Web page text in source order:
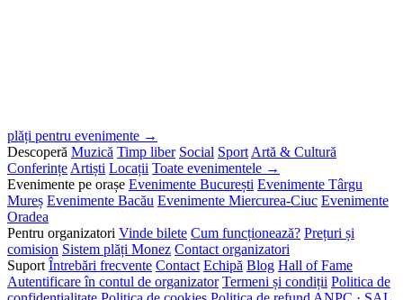
plăți pentru evenimente →
Descoperă Muzică Timp liber Social Sport Artă & Cultură
Conferințe Artiști Locații Toate evenimentele →
Evenimente pe orașe Evenimente București Evenimente Târgu
Mureș Evenimente Bacău Evenimente Miercurea-Ciuc Evenimente
Oradea
Pentru organizatori Vinde bilete Cum funcționează? Prețuri și
comision Sistem plăți Monez Contact organizatori
Suport Întrebări frecvente Contact Echipă Blog Hall of Fame
Autentificare în contul de organizator Termeni și condiții Politica de